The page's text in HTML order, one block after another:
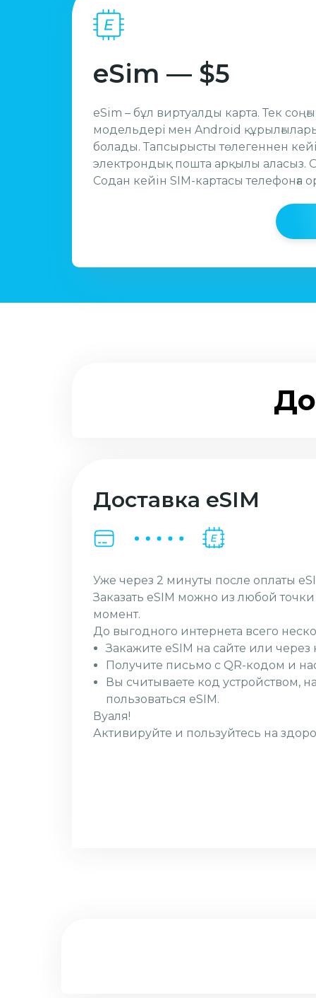
eSim — $5
eSim – бұл виртуалды карта. Тек
модельдері мен Android
болады. Тапсырысты төлегеннен
электрондық пошта арқылы аласыз.
Содан кейiн SIM-картасы телефонға
Доставка eSIM
Уже через 2 минуты после оплаты
Заказать eSIM можно из любой
момент.
До выгодного интернета всего
Закажите eSIM на сайте или
Получите письмо с QR-кодом и
Вы считываете код устройством,
пользоваться eSIM.
Вуаля!
Активируйте и пользуйтесь на